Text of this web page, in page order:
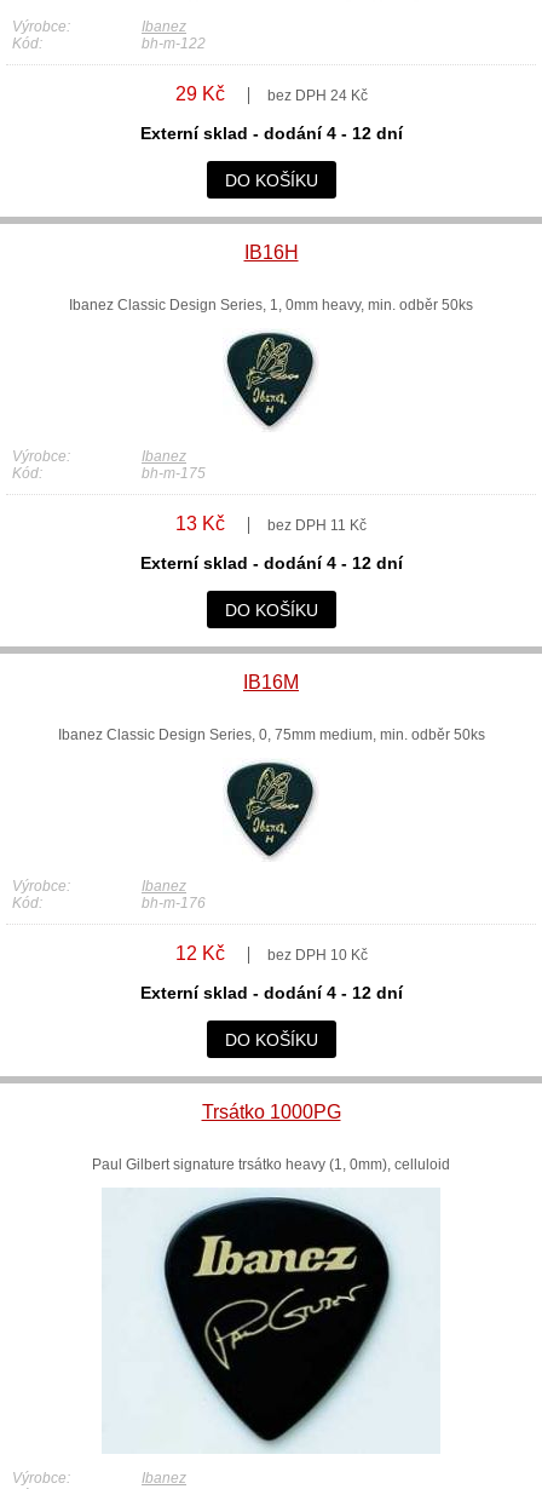
Výrobce:
Ibanez
Kód:
bh-m-122
29 Kč bez DPH 24 Kč
Externí sklad - dodání 4 - 12 dní
DO KOŠÍKU
IB16H
Ibanez Classic Design Series, 1, 0mm heavy, min. odběr 50ks
Výrobce:
Ibanez
Kód:
bh-m-175
13 Kč bez DPH 11 Kč
Externí sklad - dodání 4 - 12 dní
DO KOŠÍKU
IB16M
Ibanez Classic Design Series, 0, 75mm medium, min. odběr 50ks
Výrobce:
Ibanez
Kód:
bh-m-176
12 Kč bez DPH 10 Kč
Externí sklad - dodání 4 - 12 dní
DO KOŠÍKU
Trsátko 1000PG
Paul Gilbert signature trsátko heavy (1, 0mm), celluloid
Výrobce:
Ibanez